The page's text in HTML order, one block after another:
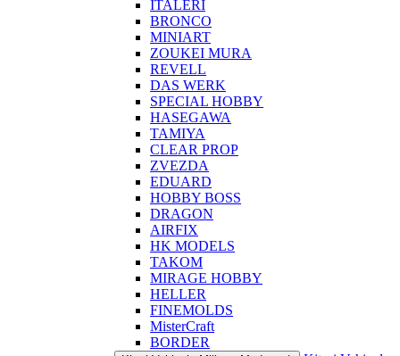
ITALERI
BRONCO
MINIART
ZOUKEI MURA
REVELL
DAS WERK
SPECIAL HOBBY
HASEGAWA
TAMIYA
CLEAR PROP
ZVEZDA
EDUARD
HOBBY BOSS
DRAGON
AIRFIX
HK MODELS
TAKOM
MIRAGE HOBBY
HELLER
FINEMOLDS
MisterCraft
BORDER